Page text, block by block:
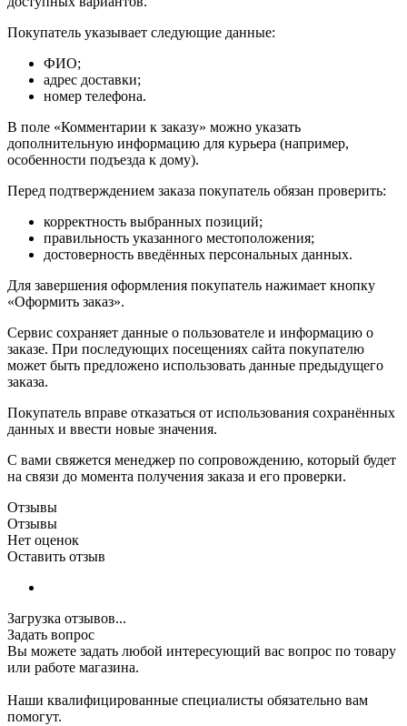
Покупатель указывает следующие данные:
ФИО;
адрес доставки;
номер телефона.
В поле «Комментарии к заказу» можно указать
дополнительную информацию для курьера (например,
особенности подъезда к дому).
Перед подтверждением заказа покупатель обязан проверить:
корректность выбранных позиций;
правильность указанного местоположения;
достоверность введённых персональных данных.
Для завершения оформления покупатель нажимает кнопку
«Оформить заказ».
Сервис сохраняет данные о пользователе и информацию о
заказе. При последующих посещениях сайта покупателю
может быть предложено использовать данные предыдущего
заказа.
Покупатель вправе отказаться от использования сохранённых
данных и ввести новые значения.
С вами свяжется менеджер по сопровождению, который будет
на связи до момента получения заказа и его проверки.
Отзывы
Отзывы
Нет оценок
Оставить отзыв
Загрузка отзывов...
Задать вопрос
Вы можете задать любой интересующий вас вопрос по товару
или работе магазина.
Наши квалифицированные специалисты обязательно вам
помогут.